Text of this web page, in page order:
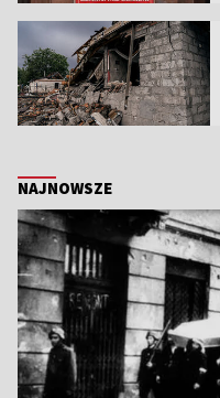
NAJNOWSZE